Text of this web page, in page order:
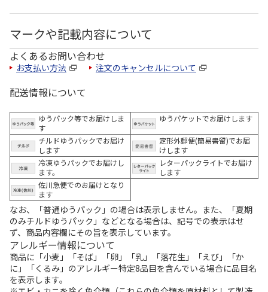
マークや記載内容について
よくあるお問い合わせ
お支払い方法 注文のキャンセルについて
配送情報について
ゆうパック等でお届けしま
す
ゆうパケットでお届けします
チルドゆうパックでお届け
します
定形外郵便(簡易書留)でお届
けします
冷凍ゆうパックでお届けし
ます。
レターパックライトでお届け
します
佐川急便でのお届けとなり
ます
なお、「普通ゆうパック」の場合は表示しません。また、「夏期
のみチルドゆうパック」などとなる場合は、記号での表示はせ
ず、商品内容欄にその旨を表示しています。
アレルギー情報について
商品に「小麦」「そば」「卵」「乳」「落花生」「えび」「か
に」「くるみ」のアレルギー特定8品目を含んでいる場合に品目名
を表示します。